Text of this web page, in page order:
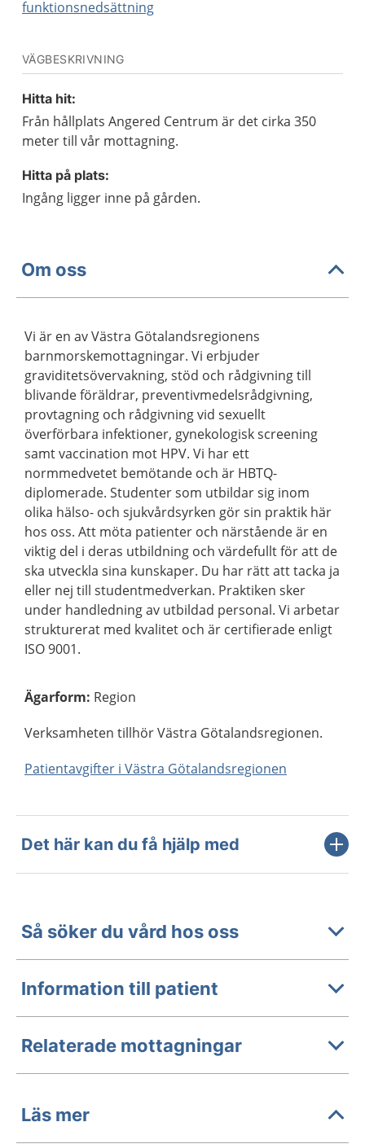
funktionsnedsättning
VÄGBESKRIVNING
Hitta hit:
Från hållplats Angered Centrum är det cirka 350
meter till vår mottagning.
Hitta på plats:
Ingång ligger inne på gården.
Om oss
Vi är en av Västra Götalandsregionens
barnmorskemottagningar. Vi erbjuder
graviditetsövervakning, stöd och rådgivning till
blivande föräldrar, preventivmedelsrådgivning,
provtagning och rådgivning vid sexuellt
överförbara infektioner, gynekologisk screening
samt vaccination mot HPV. Vi har ett
normmedvetet bemötande och är HBTQ-
diplomerade. Studenter som utbildar sig inom
olika hälso- och sjukvårdsyrken gör sin praktik här
hos oss. Att möta patienter och närstående är en
viktig del i deras utbildning och värdefullt för att de
ska utveckla sina kunskaper. Du har rätt att tacka ja
eller nej till studentmedverkan. Praktiken sker
under handledning av utbildad personal. Vi arbetar
strukturerat med kvalitet och är certifierade enligt
ISO 9001.
Ägarform: Region
Verksamheten tillhör Västra Götalandsregionen.
Patientavgifter i Västra Götalandsregionen
Det här kan du få hjälp med
Så söker du vård hos oss
Information till patient
Relaterade mottagningar
Läs mer